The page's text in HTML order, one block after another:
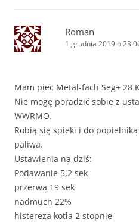
Roman
1 grudnia 2019 o
Mam piec Metal-fach Seg+ 28
Nie mogę poradzić sobie z
WWRMO.
Robią się spieki i do
paliwa.
Ustawienia na dziś:
Podawanie 5,2 sek
przerwa 19 sek
nadmuch 22%
histereza kotła 2 stopnie